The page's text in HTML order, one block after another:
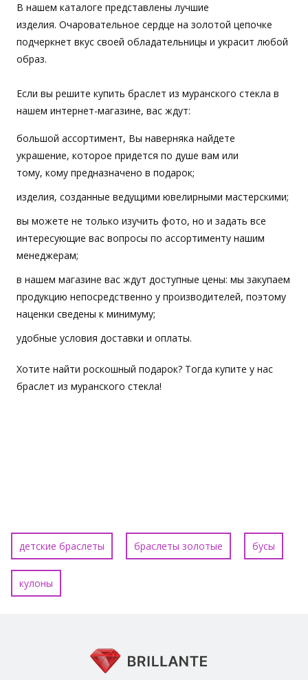
В нашем каталоге представлены лучшие
изделия. Очаровательное сердце на золотой цепочке
подчеркнет вкус своей обладательницы и украсит любой
образ.
Если вы решите купить браслет из муранского стекла в
нашем интернет-магазине, вас ждут:
большой ассортимент, Вы наверняка найдете
украшение, которое придется по душе вам или
тому, кому предназначено в подарок;
изделия, созданные ведущими ювелирными мастерскими;
вы можете не только изучить фото, но и задать все
интересующие вас вопросы по ассортименту нашим
менеджерам;
в нашем магазине вас ждут доступные цены: мы закупаем
продукцию непосредственно у производителей, поэтому
наценки сведены к минимуму;
удобные условия доставки и оплаты.
Хотите найти роскошный подарок? Тогда купите у нас
браслет из муранского стекла!
детские браслеты браслеты золотые бусы
кулоны